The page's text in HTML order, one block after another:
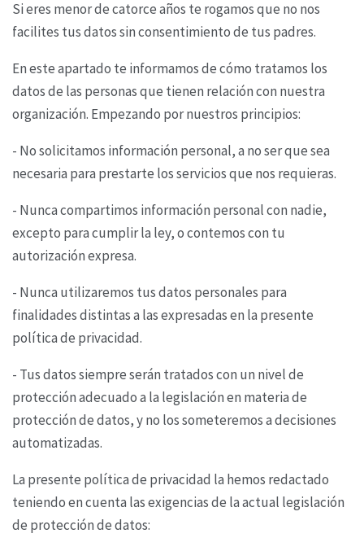
Si eres menor de catorce años te rogamos que no nos
facilites tus datos sin consentimiento de tus padres.
En este apartado te informamos de cómo tratamos los
datos de las personas que tienen relacióncon nuestra
organización. Empezando por nuestros principios:
- No solicitamos información personal, a no ser que sea
necesaria para prestarte los servicios que nos requieras.
- Nunca compartimos información personal con nadie,
excepto para cumplir la ley, o contemos con tu
autorización expresa.
- Nunca utilizaremos tus datos personales para
finalidades distintas a las expresadas en la presente
política de privacidad.
- Tus datos siempre serán tratados con un nivel de
protección adecuado a la legislación en materiade
protección de datos, y no los someteremos a decisiones
automatizadas.
La presente política de privacidad la hemos redactado
teniendo en cuenta las exigencias de laactual legislación
de protección de datos: